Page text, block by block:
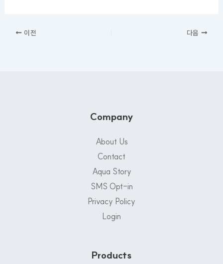
이전 다음
Company
About Us
Contact
Aqua Story
SMS Opt-in
Privacy Policy
Login
Products